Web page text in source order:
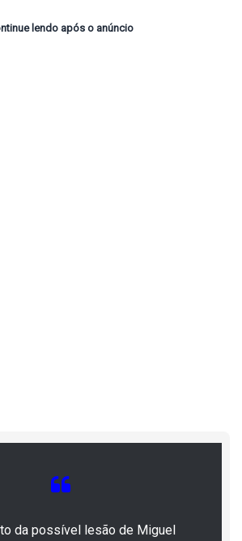
lendo após o anúncio
da possível lesão de Miguel